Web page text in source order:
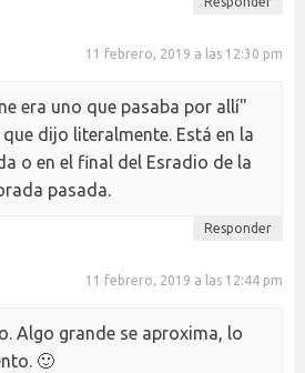
11 febrero, 2019 a las 12:30 pm
era uno que pasaba por allí"
dijo literalmente. Está en la
o en el final del Esradio de la
pasada.
Responder
11 febrero, 2019 a las 12:44 pm
Algo grande se aproxima, lo
🙂